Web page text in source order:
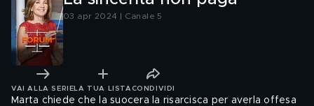
03 apr 2024 | Canale 5
VAI ALLA SERIE LA TUA LISTA CONDIVIDI
Marta chiede che la suocera la risarcisca per averla offesa